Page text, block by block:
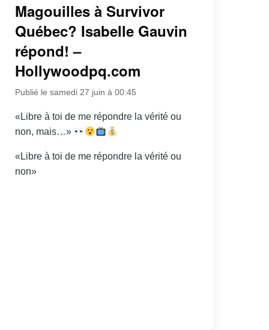
Magouilles à Survivor
Québec? Isabelle Gauvin
répond! –
Hollywoodpq.com
Publié le samedi 27 juin à 00:45
«Libre à toi de me répondre la vérité ou
non, mais…»
«Libre à toi de me répondre la vérité ou
non»